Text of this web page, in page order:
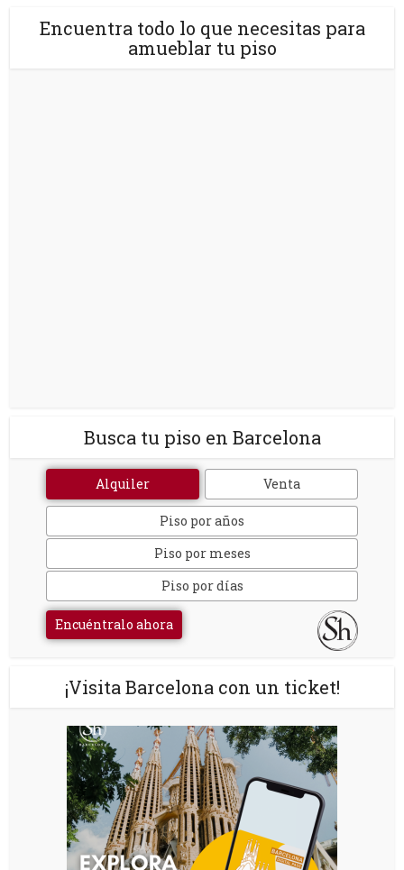
Encuentra todo lo que necesitas para
amueblar tu piso
Busca tu piso en Barcelona
Alquiler Venta
Piso por años
Piso por meses
Piso por días
Encuéntralo ahora
¡Visita Barcelona con un ticket!